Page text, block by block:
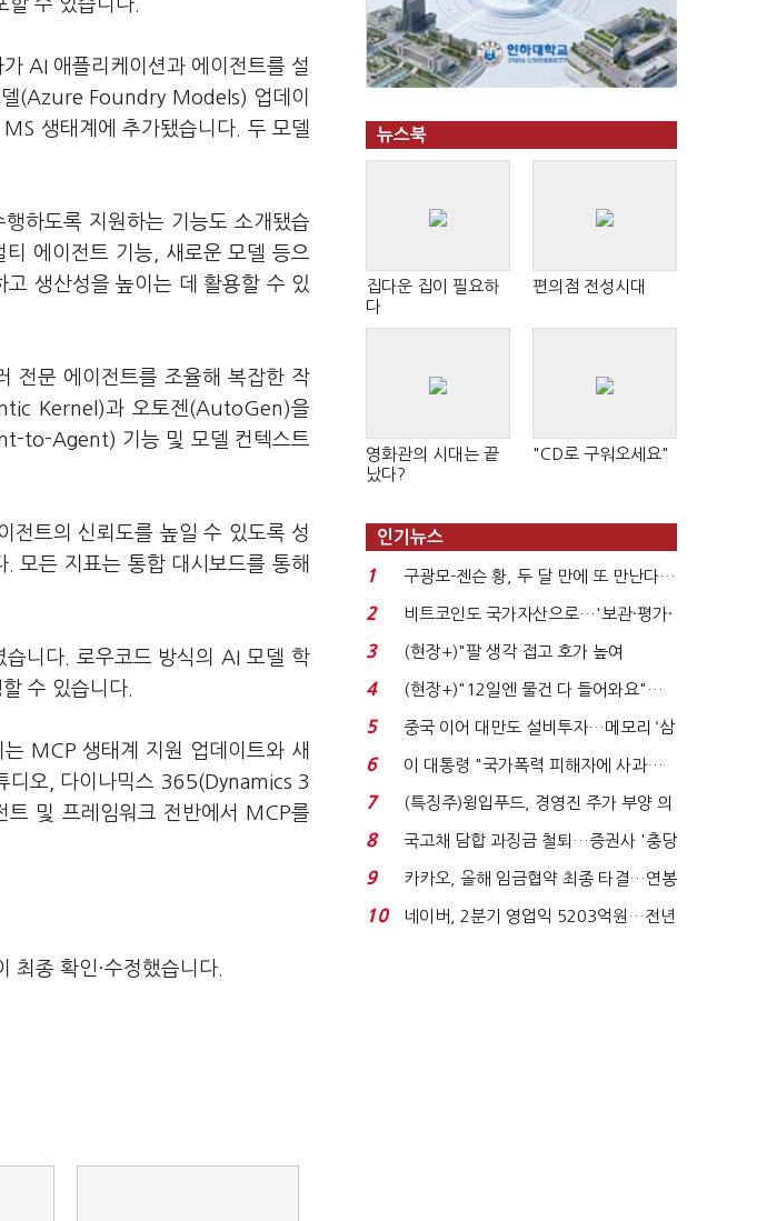
할 수 있습니다.
AI 애플리케이션과 에이전트를 설
델(Azure Foundry Models) 업데이
생태계에 추가됐습니다. 두 모델
하도록 지원하는 기능도 소개됐습
에이전트 기능, 새로운 모델 등으
생산성을 높이는 데 활용할 수 있
문 에이전트를 조율해 복잡한 작
Kernel)과 오토젠(AutoGen)을
to-Agent) 기능 및 모델 컨텍스트
트의 신뢰도를 높일 수 있도록 성
모든 지표는 통합 대시보드를 통해
니다. 로우코드 방식의 AI 모델 학
수 있습니다.
MCP 생태계 지원 업데이트와 새
디오, 다이나믹스 365(Dynamics 3
및 프레임워크 전반에서 MCP를
최종 확인·수정했습니다.
뉴스북
집다운 집이 필요하
다
편의점 전성시대
영화관의 시대는 끝
났다?
"CD로 구워오세요"
인기뉴스
1
구광모-젠슨 황, 두 달 만에 또 만난다…
로봇·AI 등 논...
2
비트코인도 국가자산으로…'보관·평가·
처분' 기준은 ...
3
(현장+)"팔 생각 접고 호가 높여
요"…'덜 똘똘한 한 채' 20...
4
(현장+)"12일엔 물건 다 들어와요"…
빈 매대 채우며 문 연 ...
5
중국 이어 대만도 설비투자…메모리 ‘삼
국전쟁’
6
이 대통령 "국가폭력 피해자에 사과…
적극적 조사로 진...
7
(특징주)윙입푸드, 경영진 주가 부양 의
지에 상한가...
8
국고채 담합 과징금 철퇴…증권사 '충당
금 폭탄' 우려...
9
카카오, 올해 임금협약 최종 타결…연봉
6.3% 인상·격려...
10
네이버, 2분기 영업익 5203억원…전년